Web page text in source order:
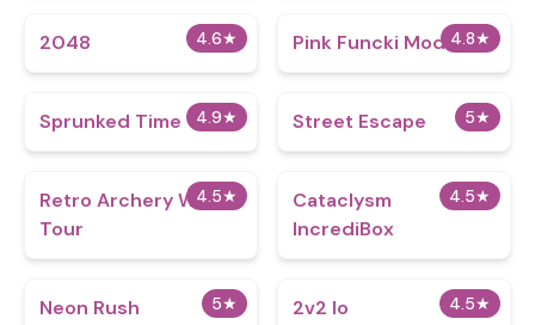
4.6★
2048 4.8★
Pink Funcki Mod
4.9★
Sprunked Time 5★
Street Escape
4.5★
Retro Archery World
Tour
4.5★
Cataclysm
IncrediBox
5★
Neon Rush 4.5★
2v2 Io